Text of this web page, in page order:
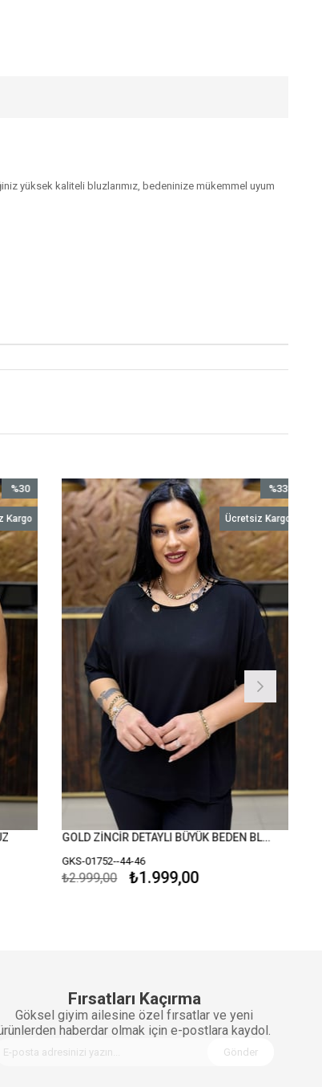
yüksek kaliteli bluzlarımız, bedeninize mükemmel uyum
%30
GOLD ZİNCİR DETAYLI BÜYÜK BEDEN BLUZ
GKS-01752--44-46
₺1.999,00
₺2.999,00
%33
İndirim
%33İndirim
Ücretsiz Kargo
Fırsatları Kaçırma
Göksel giyim ailesine özel fırsatlar ve yeni
haberdar olmak için e-postlara kaydol.
Gönder